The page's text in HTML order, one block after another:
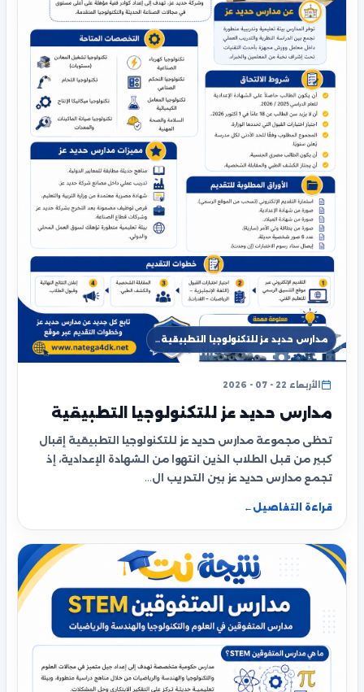
مدارس حديد عز للتكنولوجيا التطبيقية…
الأربعاء 22 - 07 - 2026
مدارس حديد عز للتكنولوجيا التطبيقية
تحظى مجموعة مدارس حديد عز للتكنولوجيا التطبيقية إقبال
كبير من قبل الطلاب الذين انتهوا من الشهادة الإعدادية، إذ
تجمع مدارس حديد عز بين التدريب ال…
قراءة التفاصيل ←